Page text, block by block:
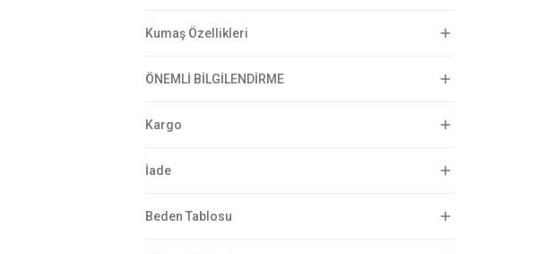
Kumaş Özellikleri
ÖNEMLİ BİLGİLENDİRME
Kargo
İade
Beden Tablosu